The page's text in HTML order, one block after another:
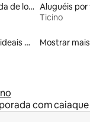
Aluguel por temporada de lofts
Ticino
Aluguéis de espaços ideais para famílias
Mostrar mais
com caiaque